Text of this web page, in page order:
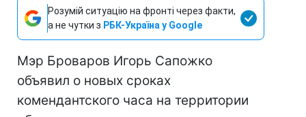
Розумій ситуацію на фронті через факти,
а не чутки з РБК-Україна у Google
Мэр Броваров Игорь Сапожко
объявил о новых сроках
комендантского часа на территории